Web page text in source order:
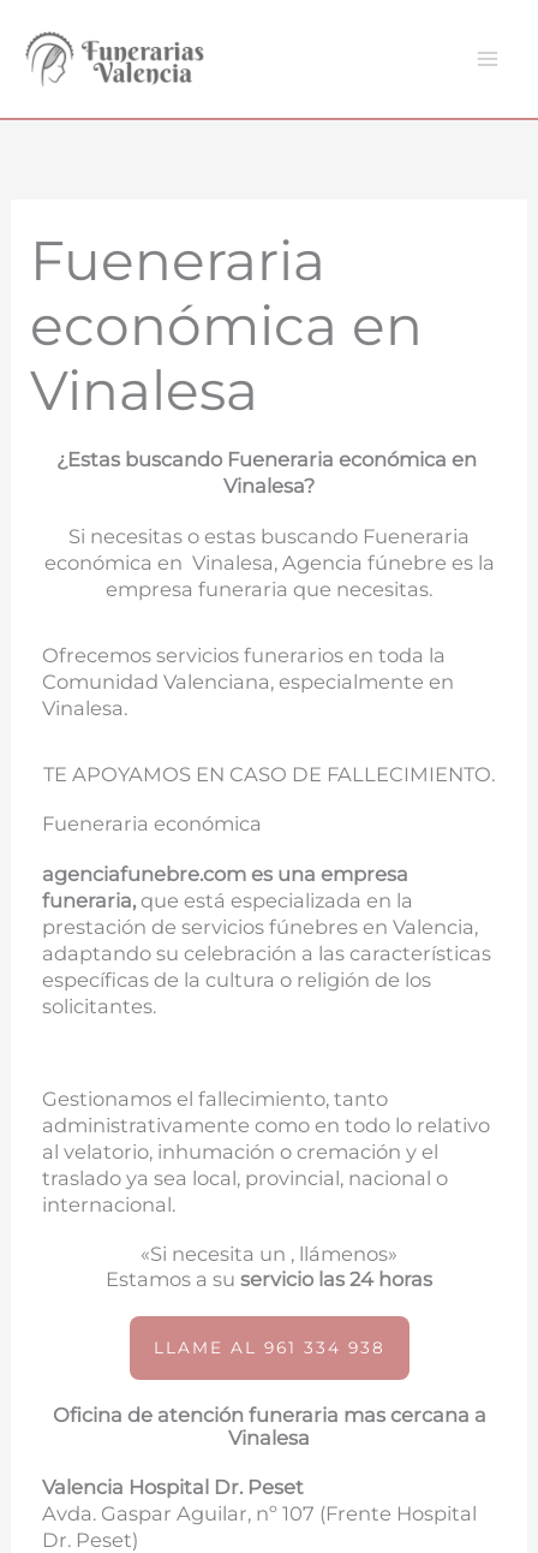
contenido
Fueneraria
económica en
Vinalesa
¿Estas buscando Fueneraria económica en
Vinalesa?
Si necesitas o estas buscando Fueneraria
económica en Vinalesa, Agencia fúnebre es la
empresa funeraria que necesitas.
Ofrecemos servicios funerarios en toda la
Comunidad Valenciana, especialmente en
Vinalesa.
TE APOYAMOS EN CASO DE FALLECIMIENTO.
Fueneraria económica
agenciafunebre.com es una empresa
funeraria, que está especializada en la
prestación de servicios fúnebres en Valencia,
adaptando su celebración a las características
específicas de la cultura o religión de los
solicitantes.
Gestionamos el fallecimiento, tanto
administrativamente como en todo lo relativo
al velatorio, inhumación o cremación y el
traslado ya sea local, provincial, nacional o
internacional.
«Si necesita un , llámenos»
Estamos a su servicio las 24 horas
LLAME AL 961 334 938
Oficina de atención funeraria mas cercana a
Vinalesa
Valencia Hospital Dr. Peset
Avda. Gaspar Aguilar, nº 107 (Frente Hospital
Dr. Peset)